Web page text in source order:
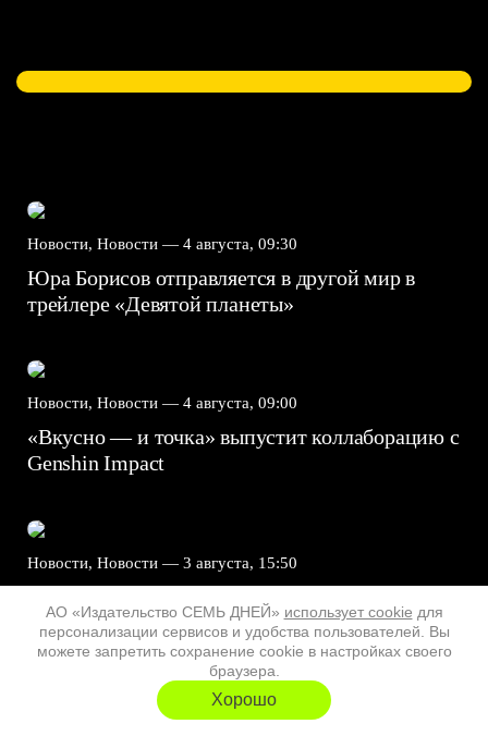
АО «Издательство СЕМЬ ДНЕЙ» использует cookie для
персонализации сервисов и удобства пользователей. Вы
можете запретить сохранение cookie в настройках своего
браузера.
Хорошо
Новости, Новости — 4 августа, 09:30
Юра Борисов отправляется в другой мир в
трейлере «Девятой планеты»
Новости, Новости — 4 августа, 09:00
«Вкусно — и точка» выпустит коллаборацию с
Genshin Impact⁠⁠
Новости, Новости — 3 августа, 15:50
«Истории игрушек 5»
Новости, Новости —30 июля, 13:45